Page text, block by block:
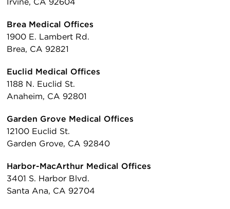
Irvine, CA 92604
Brea Medical Offices
1900 E. Lambert Rd.
Brea, CA 92821
Euclid Medical Offices
1188 N. Euclid St.
Anaheim, CA 92801
Garden Grove Medical Offices
12100 Euclid St.
Garden Grove, CA 92840
Harbor-MacArthur Medical Offices
3401 S. Harbor Blvd.
Santa Ana, CA 92704